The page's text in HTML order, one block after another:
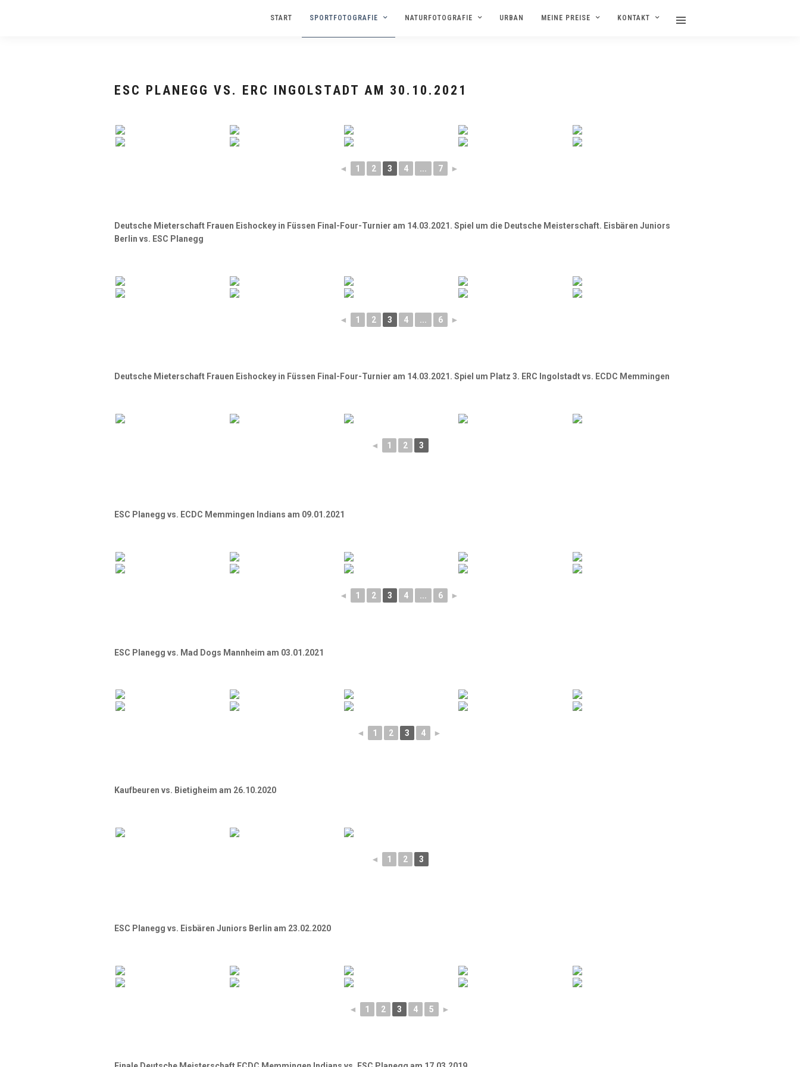
START SPORTFOTOGRAFIE NATURFOTOGRAFIE URBAN MEINE PREISE KONTAKT
ESC PLANEGG VS. ERC INGOLSTADT AM 30.10.2021
◄ 1 2 3 4 ... 7 ►
Deutsche Mieterschaft Frauen Eishockey in Füssen Final-Four-Turnier am 14.03.2021. Spiel um die Deutsche Meisterschaft. Eisbären Juniors
Berlin vs. ESC Planegg
◄ 1 2 3 4 ... 6 ►
Deutsche Mieterschaft Frauen Eishockey in Füssen Final-Four-Turnier am 14.03.2021. Spiel um Platz 3. ERC Ingolstadt vs. ECDC Memmingen
◄ 1 2 3
ESC Planegg vs. ECDC Memmingen Indians am 09.01.2021
◄ 1 2 3 4 ... 6 ►
ESC Planegg vs. Mad Dogs Mannheim am 03.01.2021
◄ 1 2 3 4 ►
Kaufbeuren vs. Bietigheim am 26.10.2020
◄ 1 2 3
ESC Planegg vs. Eisbären Juniors Berlin am 23.02.2020
◄ 1 2 3 4 5 ►